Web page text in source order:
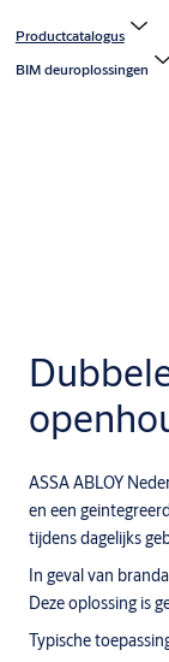
Productcatalogus
BIM deuroplossingen
ASSA ABLOY
en een
tijdens dagelijks
In geval van
Deze oplossing is
Typische